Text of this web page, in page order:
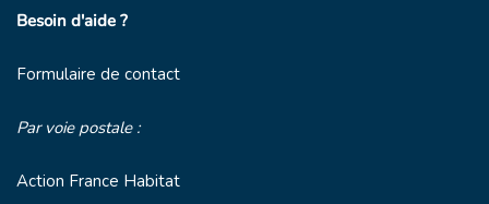
Besoin d'aide ?
Formulaire de contact
Par voie postale :
Action France Habitat